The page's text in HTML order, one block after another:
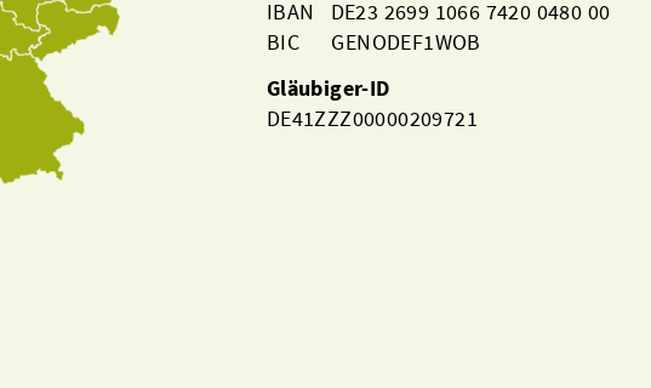
IBAN DE23 2699 1066 7420 0480 00
BIC GENODEF1WOB
Gläubiger-ID
DE41ZZZ00000209721